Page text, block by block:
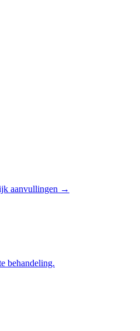
aanvullingen →
behandeling.